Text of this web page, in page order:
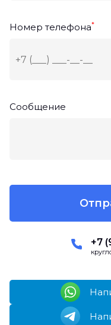
Номер телефона*
Сообщение
+7